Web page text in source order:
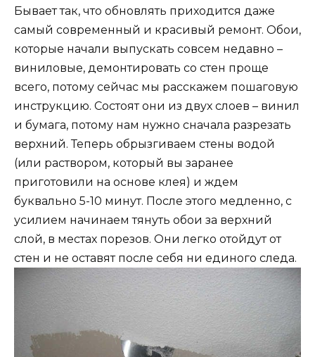
Бывает так, что обновлять приходится даже
самый современный и красивый ремонт. Обои,
которые начали выпускать совсем недавно –
виниловые, демонтировать со стен проще
всего, потому сейчас мы расскажем пошаговую
инструкцию. Состоят они из двух слоев – винил
и бумага, потому нам нужно сначала разрезать
верхний. Теперь обрызгиваем стены водой
(или раствором, который вы заранее
приготовили на основе клея) и ждем
буквально 5-10 минут. После этого медленно, с
усилием начинаем тянуть обои за верхний
слой, в местах порезов. Они легко отойдут от
стен и не оставят после себя ни единого следа.